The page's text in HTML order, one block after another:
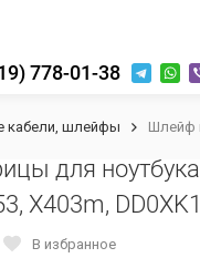
778-01-38
кабели, шлейфы Шлейф
для
X403m,
В избранное